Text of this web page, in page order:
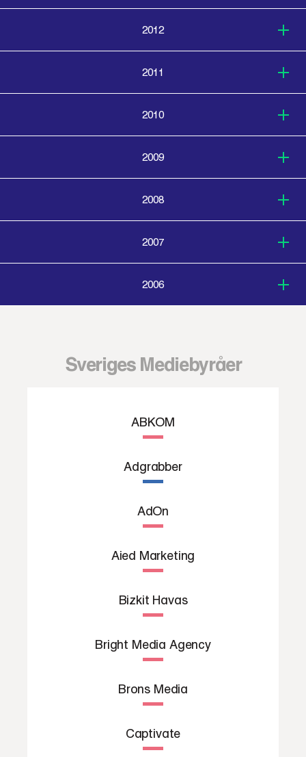
2012
2011
2010
2009
2008
2007
2006
Sveriges Mediebyråer
ABKOM
Adgrabber
AdOn
Aied Marketing
Bizkit Havas
Bright Media Agency
Brons Media
Captivate